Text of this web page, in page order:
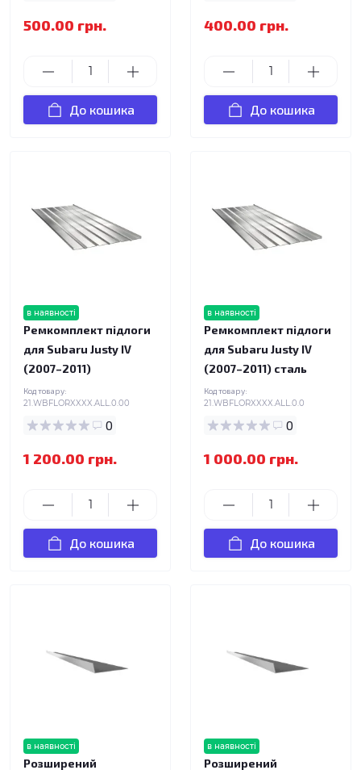
500.00 грн.
До кошика
400.00 грн.
До кошика
в наявності
Ремкомплект підлоги
для Subaru Justy IV
(2007–2011)
Код товару:
21.WBFLORXXXX.ALL.0.00
0
1 200.00 грн.
До кошика
в наявності
Ремкомплект підлоги
для Subaru Justy IV
(2007–2011) сталь
Код товару:
21.WBFLORXXXX.ALL.0.0
0
1 000.00 грн.
До кошика
в наявності
Розширений
в наявності
Розширений